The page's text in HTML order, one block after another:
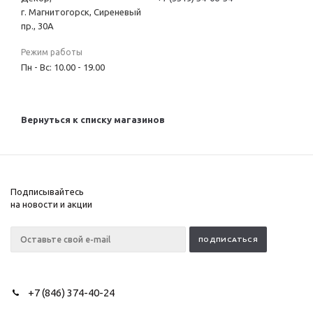
г. Магнитогорск, Сиреневый
пр., 30А
Режим работы
Пн - Вс: 10.00 - 19.00
Вернуться к списку магазинов
Подписывайтесь
на новости и акции
+7 (846) 374-40-24